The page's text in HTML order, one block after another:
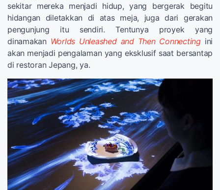
sekitar mereka menjadi hidup, yang bergerak begitu
hidangan diletakkan di atas meja, juga dari gerakan
pengunjung itu sendiri. Tentunya proyek yang
dinamakan Worlds Unleashed and Then Connectingini
akan menjadi pengalaman yang eksklusif saat bersantap
di restoran Jepang, ya.